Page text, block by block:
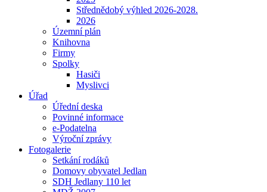
Střednědobý výhled 2026-2028.
2026
Územní plán
Knihovna
Firmy
Spolky
Hasiči
Myslivci
Úřad
Úřední deska
Povinné informace
e-Podatelna
Výroční zprávy
Fotogalerie
Setkání rodáků
Domovy obyvatel Jedlan
SDH Jedlany 110 let